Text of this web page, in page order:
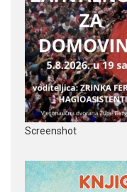
Screenshot